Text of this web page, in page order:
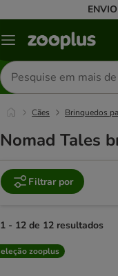
Menu
Pesquisar
produtos
Cães Brinquedos
Nomad Tales
Filtrar por
1 - 12 de 12 resultados
product items have been
zooplus